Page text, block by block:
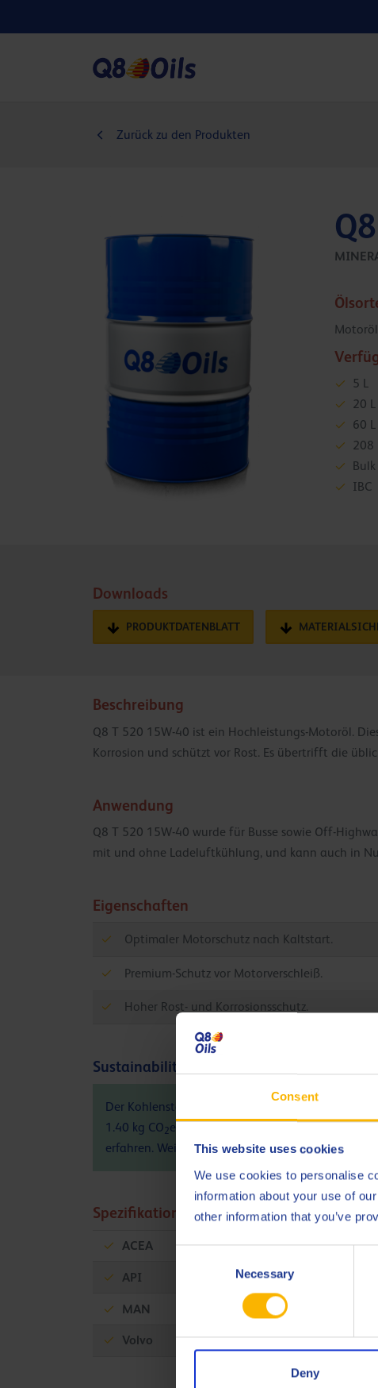
Consent
This website uses cookies
We use cookies to personalise
information about your use of
other information that you’ve
Necessary
Deny
Zurück zu den Produkten
Motoröl
5 L
20 L
60 L
208
Bulk
IBC
Downloads
PRODUKTDATENBLATT
Beschreibung
Q8 T 520 15W-40 ist ein Hochleistungs-Motoröl.
Korrosion und schützt vor Rost. Es übertrifft die
Anwendung
Q8 T 520 15W-40 wurde für Busse sowie Off-
mit und ohne Ladeluftkühlung, und kann auch in
Eigenschaften
Optimaler Motorschutz nach Kaltstart.
Premium-Schutz vor Motorverschleiß.
Hoher Rost- und Korrosionsschutz.
Sustainability info
Der Kohlenstoff-Fußabdruck (PCF) des Produkts
1.40 kg CO 2eq / kg. Bitte wenden Sie sich an
erfahren. Weitere Informationen finden Siehier
Spezifikationen und Zulassungen
ACEA E2
API CF-4
MAN M 271
Volvo VDS